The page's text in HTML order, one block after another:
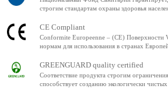
строгим стандартам охраны здоровья
CE Compliant
Conformite Europeenne – (CE) Поверхности
нормам для использования в странах
GREENGUARD quality certified
Соответствие продукта строгим
способствует созданию экологически чистых